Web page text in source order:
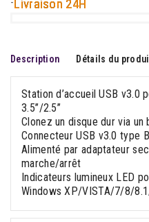
Livraison 24H
Description Détails du
Station d’accueil USB v3.0
3.5’’/2.5’’
Clonez un disque dur via un
Connecteur USB v3.0 type
Alimenté par adaptateur
marche/arrêt
Indicateurs lumineux LED
Windows XP/VISTA/7/8/